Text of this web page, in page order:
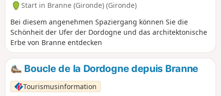
Start in Branne (Gironde) (Gironde)
Bei diesem angenehmen Spaziergang können Sie die
Schönheit der Ufer der Dordogne und das architektonische
Erbe von Branne entdecken
Boucle de la Dordogne depuis Branne
Tourismusinformation